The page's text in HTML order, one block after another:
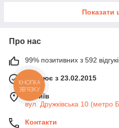
Показати
Про нас
99% позитивних з 592
Працює з 23.02.2015
м. Київ
вул. Дружківська 10 (метро
Контакти
КНОПКА
ЗВ'ЯЗКУ